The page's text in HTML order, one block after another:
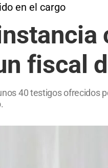
en el cargo
fiscal
40 testigos ofrecidos